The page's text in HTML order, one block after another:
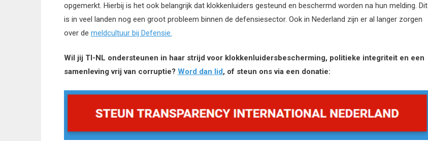
opgemerkt. Hierbij is het ook belangrijk dat klokkenluiders gesteund en beschermd worden na hun melding. Dit
is in veel landen nog een groot probleem binnen de defensiesector. Ook in Nederland zijn er al langer zorgen
over de meldcultuur bij Defensie.
Wil jij TI-NL ondersteunen in haar strijd voor klokkenluidersbescherming, politieke integriteit en een
samenleving vrij van corruptie? Word dan lid, of steun ons via een donatie: